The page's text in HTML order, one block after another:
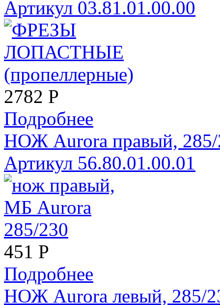
Артикул 03.81.01.00.00
2782 Р
Подробнее
НОЖ Aurora правый,
Артикул 56.80.01.00.01
451 Р
Подробнее
НОЖ Aurora левый, 285/